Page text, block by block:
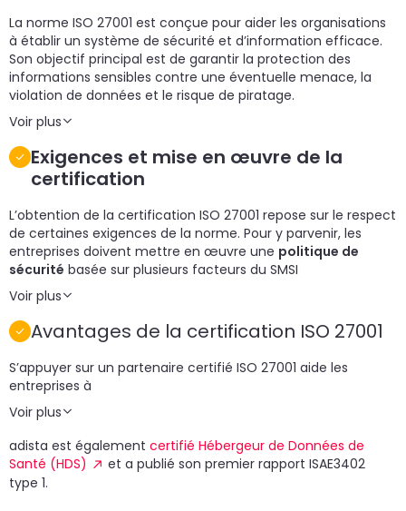
La norme ISO 27001 est conçue pour aider les organisations
à établir un système de sécurité et d’information efficace.
Son objectif principal est de garantir la protection des
informations sensibles contre une éventuelle menace, la
violation de données et le risque de piratage.
Voir plus
Exigences et mise en œuvre de la
certification
L’obtention de la certification ISO 27001 repose sur le respect
de certaines exigences de la norme. Pour y parvenir, les
entreprises doivent mettre en œuvre une politique de
sécurité basée sur plusieurs facteurs du SMSI
Voir plus
Avantages de la certification ISO 27001
S’appuyer sur un partenaire certifié ISO 27001 aide les
entreprises à
Voir plus
adista est également certifié Hébergeur de Données de
Santé (HDS)
et a publié son premier rapport ISAE3402
type 1.